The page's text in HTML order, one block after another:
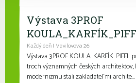
Výstava 3PROF
Každý deň | Vavilovova 26
Výstava 3PROF
troch významných českých architektov,
modernizmu stali zakladateľmi archite...